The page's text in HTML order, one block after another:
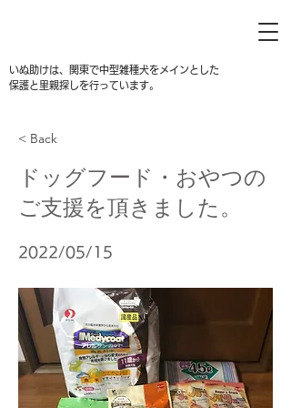
いぬ助けは、関東で中型雑種犬をメインとした
保護と里親探しを行っています。
< Back
ドッグフード・おやつの
ご支援を頂きました。
2022/05/15